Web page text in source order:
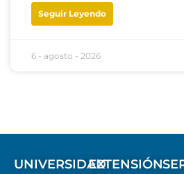
Seguir Leyendo
6 - agosto - 2026
UNIVERSIDADEXTENSIÓN